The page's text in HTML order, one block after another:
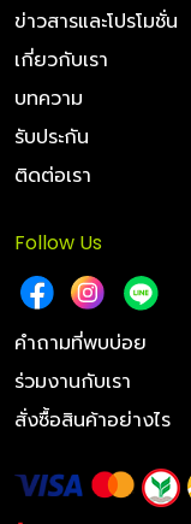
ข่าวสารและโปรโมชั่น
เกี่ยวกับเรา
บทความ
รับประกัน
ติดต่อเรา
Follow Us
คำถามที่พบบ่อย
ร่วมงานกับเรา
สั่งซื้อสินค้าอย่างไร